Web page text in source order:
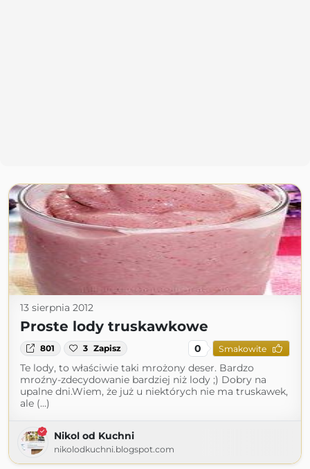
13 sierpnia 2012
Proste lody truskawkowe
801 3 Zapisz 0 Smakowite
Te lody, to właściwie taki mrożony deser. Bardzo
mroźny-zdecydowanie bardziej niż lody ;) Dobry na
upalne dni.Wiem, że już u niektórych nie ma truskawek,
ale (...)
Nikol od Kuchni
nikolodkuchni.blogspot.com